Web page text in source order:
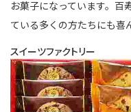
お菓子になっています。百
ている多くの方たちにも喜
スイーツファクトリー